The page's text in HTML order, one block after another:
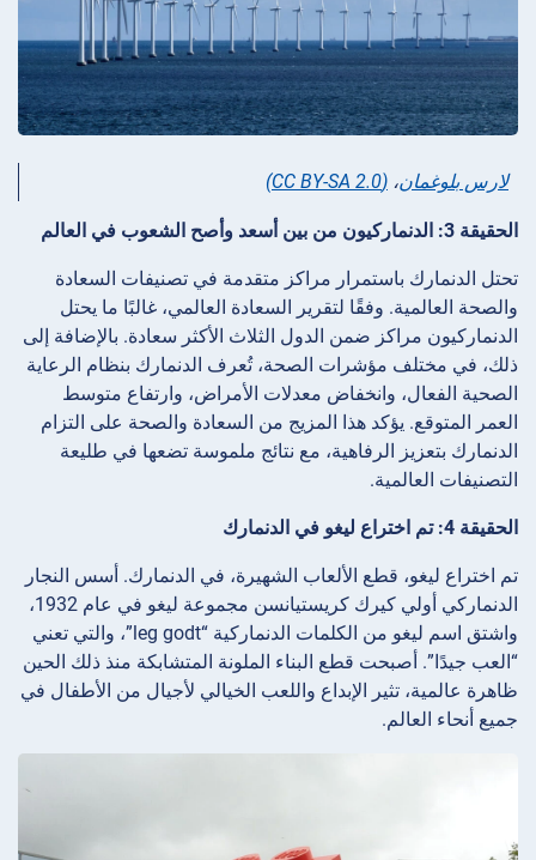
لارس بلوغمان، (CC BY-SA 2.0)
الحقيقة 3: الدنماركيون من بين أسعد وأصح الشعوب في العالم
تحتل الدنمارك باستمرار مراكز متقدمة في تصنيفات السعادة
والصحة العالمية. وفقًا لتقرير السعادة العالمي، غالبًا ما يحتل
الدنماركيون مراكز ضمن الدول الثلاث الأكثر سعادة. بالإضافة إلى
ذلك، في مختلف مؤشرات الصحة، تُعرف الدنمارك بنظام الرعاية
الصحية الفعال، وانخفاض معدلات الأمراض، وارتفاع متوسط
العمر المتوقع. يؤكد هذا المزيج من السعادة والصحة على التزام
الدنمارك بتعزيز الرفاهية، مع نتائج ملموسة تضعها في طليعة
التصنيفات العالمية.
الحقيقة 4: تم اختراع ليغو في الدنمارك
تم اختراع ليغو، قطع الألعاب الشهيرة، في الدنمارك. أسس النجار
الدنماركي أولي كيرك كريستيانسن مجموعة ليغو في عام 1932،
واشتق اسم ليغو من الكلمات الدنماركية “leg godt”، والتي تعني
“العب جيدًا”. أصبحت قطع البناء الملونة المتشابكة منذ ذلك الحين
ظاهرة عالمية، تثير الإبداع واللعب الخيالي لأجيال من الأطفال في
جميع أنحاء العالم.